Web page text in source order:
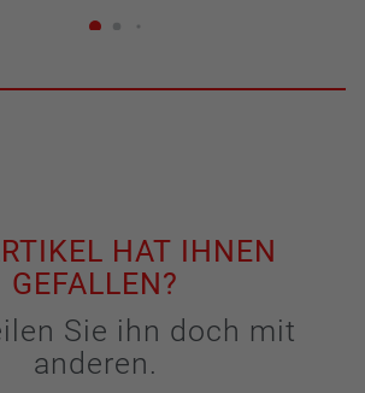
HAT IHNEN
GEFALLEN?
Sie ihn doch mit
anderen.